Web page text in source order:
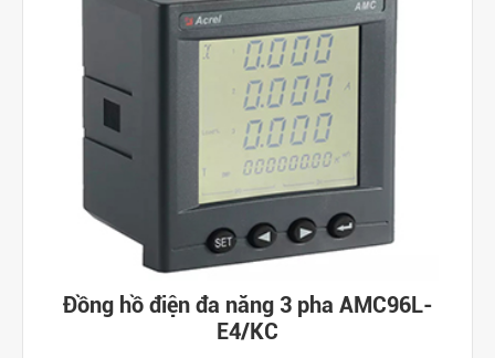
Đồng hồ điện đa năng 3 pha AMC96L-
E4/KC